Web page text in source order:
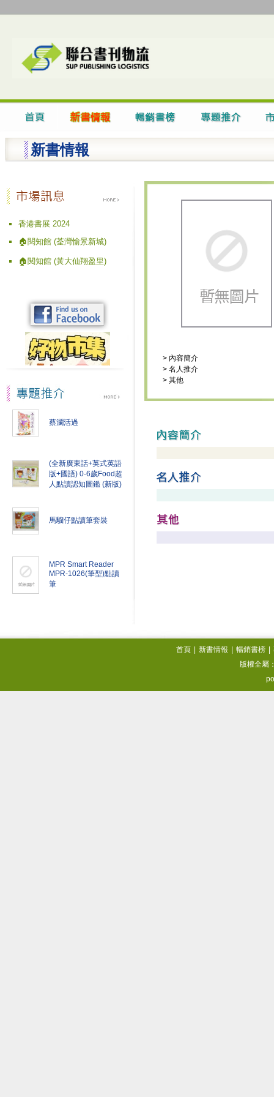
新書情報
香港書展 2024
🏠閱知館 (荃灣愉景新城)
🏠閱知館 (黃大仙翔盈里)
蔡瀾活過
(全新廣東話+英式英語
版+國語) 0-6歲Food超
人點讀認知圖鑑 (新版)
馬騮仔點讀筆套裝
MPR Smart Reader
MPR-1026(筆型)點讀
筆
> 內容簡介
> 名人推介
> 其他
首頁 新書情報 暢銷書榜
版權全屬